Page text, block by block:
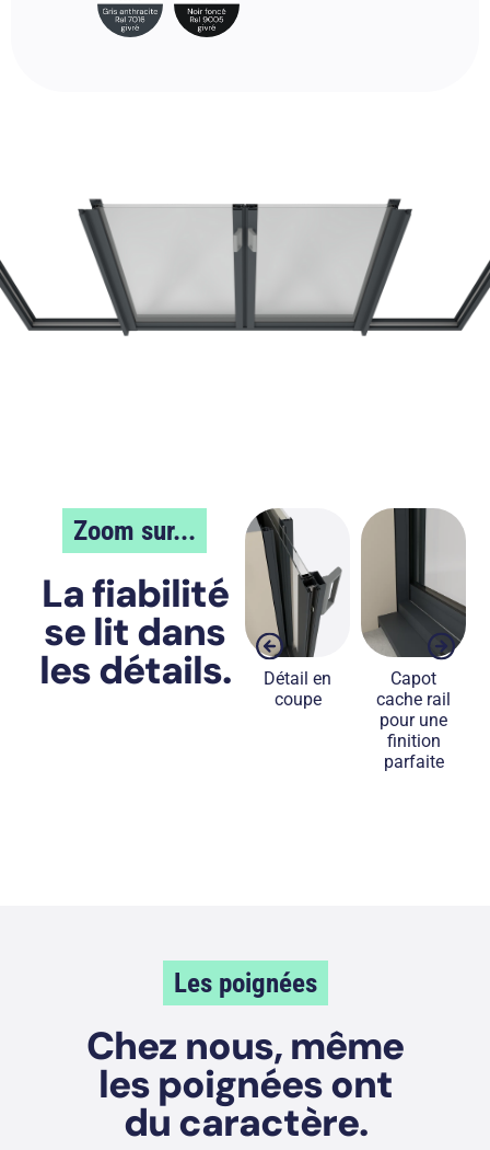
Zoom sur...
La fiabilité
se lit dans
les détails.
Couvre-
Détail en
cache rail
pour une
Les poignées
Chez nous, même
les poignées ont
du caractère.